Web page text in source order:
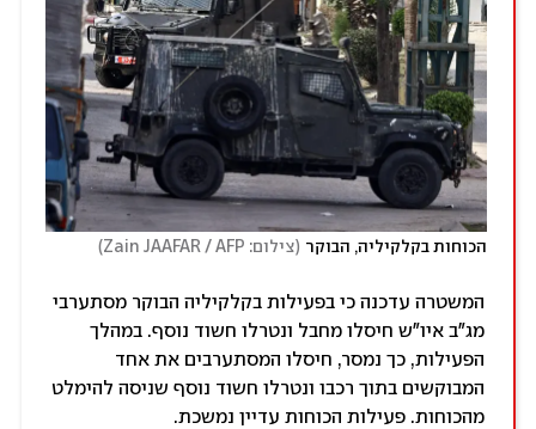
הכוחות בקלקיליה, הבוקר (צילום: Zain JAAFAR / AFP )
המשטרה עדכנה כי בפעילות בקלקיליה הבוקר מסתערבי
מג"ב איו"ש חיסלו מחבל ונטרלו חשוד נוסף. במהלך
הפעילות, כך נמסר, חיסלו המסתערבים את אחד
המבוקשים בתוך רכבו ונטרלו חשוד נוסף שניסה להימלט
מהכוחות. פעילות הכוחות עדיין נמשכת.